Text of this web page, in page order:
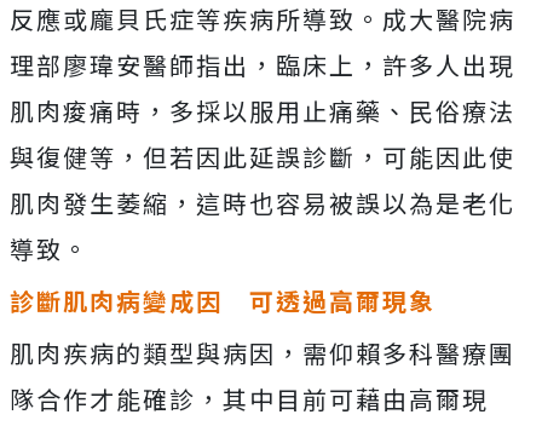
反應或龐貝氏症等疾病所導致。成大醫院病
理部廖瑋安醫師指出，臨床上，許多人出現
肌肉痠痛時，多採以服用止痛藥、民俗療法
與復健等，但若因此延誤診斷，可能因此使
肌肉發生萎縮，這時也容易被誤以為是老化
導致。
診斷肌肉病變成因 可透過高爾現象
肌肉疾病的類型與病因，需仰賴多科醫療團
隊合作才能確診，其中目前可藉由高爾現